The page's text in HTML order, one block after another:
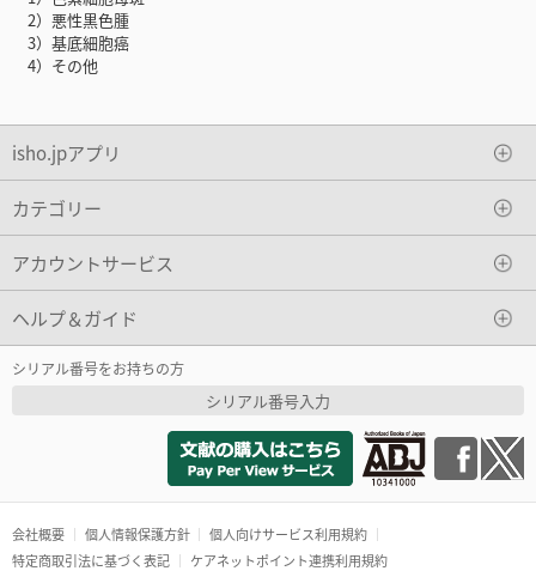
2）悪性黒色腫
3）基底細胞癌
4）その他
isho.jpアプリ
カテゴリー
アカウントサービス
ヘルプ＆ガイド
シリアル番号をお持ちの方
シリアル番号入力
会社概要 個人情報保護方針
個人向けサービス利用規約
特定商取引法に基づく表記
ケアネットポイント連携利用規約